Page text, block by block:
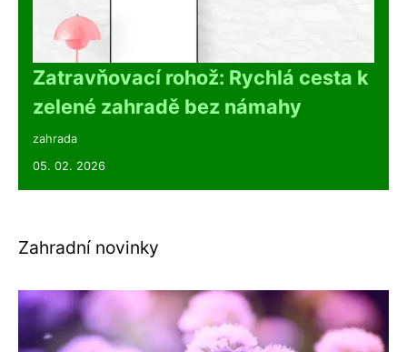
Zatravňovací rohož: Rychlá cesta k
zelené zahradě bez námahy
zahrada
05. 02. 2026
Zahradní novinky